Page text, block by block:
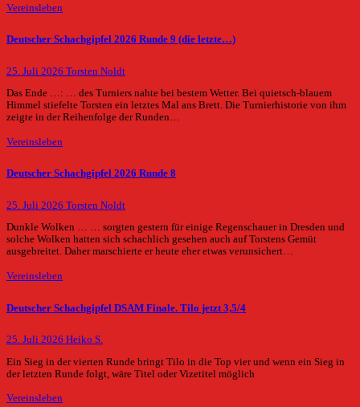
Vereinsleben
Deutscher Schachgipfel 2026 Runde 9 (die letzte…)
25. Juli 2026 Torsten Noldt
Das Ende …: … des Turniers nahte bei bestem Wetter. Bei quietsch-blauem
Himmel stiefelte Torsten ein letztes Mal ans Brett. Die Turnierhistorie von ihm
zeigte in der Reihenfolge der Runden…
Vereinsleben
Deutscher Schachgipfel 2026 Runde 8
25. Juli 2026 Torsten Noldt
Dunkle Wolken … … sorgten gestern für einige Regenschauer in Dresden und
solche Wolken hatten sich schachlich gesehen auch auf Torstens Gemüt
ausgebreitet. Daher marschierte er heute eher etwas verunsichert…
Vereinsleben
Deutscher Schachgipfel DSAM Finale. Tilo jetzt 3,5/4
25. Juli 2026 Heiko S.
Ein Sieg in der vierten Runde bringt Tilo in die Top vier und wenn ein Sieg in
der letzten Runde folgt, wäre Titel oder Vizetitel möglich
Vereinsleben